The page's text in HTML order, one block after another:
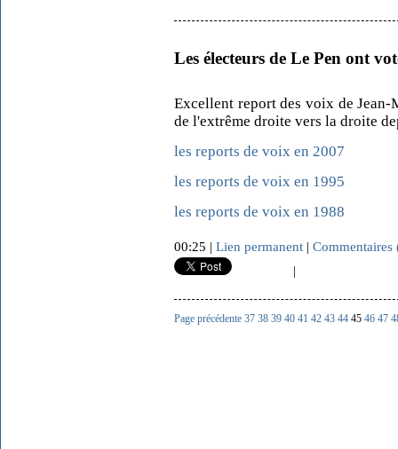
Les électeurs de Le Pen ont
Excellent report des voix de
de l'extrême droite vers la droite
les reports de voix en 2007
les reports de voix en 1995
les reports de voix en 1988
00:25 | Lien permanent | Commentaires
|
Page précédente 37 38 39 40 41 42 43 44 45 46 47